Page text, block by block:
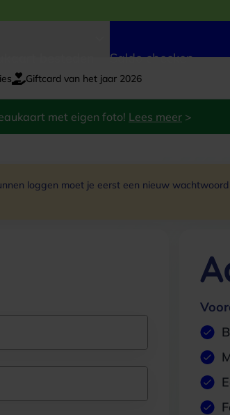
Saldo checken
Giftcard van het jaar 2026
met eigen foto! Lees meer >
loggen moet je eerst een nieuw